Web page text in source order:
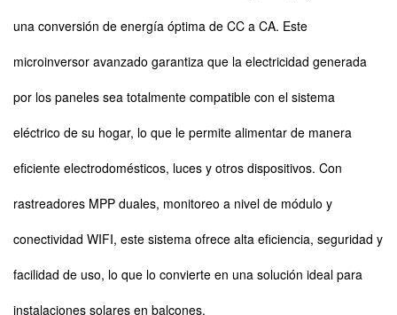
una conversión de energía óptima de CC a CA. Este
microinversor avanzado garantiza que la electricidad generada
por los paneles sea totalmente compatible con el sistema
eléctrico de su hogar, lo que le permite alimentar de manera
eficiente electrodomésticos, luces y otros dispositivos. Con
rastreadores MPP duales, monitoreo a nivel de módulo y
conectividad WIFI, este sistema ofrece alta eficiencia, seguridad y
facilidad de uso, lo que lo convierte en una solución ideal para
instalaciones solares en balcones.